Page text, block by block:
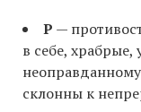
Р —
в себе,
склонны к